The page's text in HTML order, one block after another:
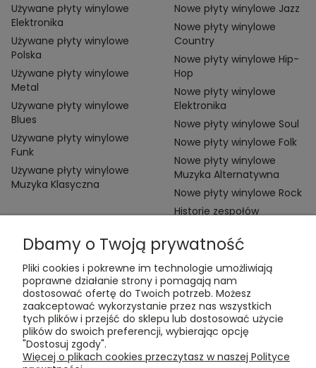
Używane płyty winylowe
Elektronika
Używane płyty winylowe
Polska
Używane płyty winylowe
Metal
Używane płyty winylowe
Blues
Używane płyty winylowe
Funk
Używane płyty winylowe
Muzyka Klasyczna
Nowe płyty winylowe Jazz
Nowe płyty winylowe
Country
Nowe płyty winylowe Hip-
Hop
Nowe płyty winylowe
Elektronika
Nowe płyty winylowe Soul
Nowe płyty winylowe Folk
Nowe płyty winylowe
Muzyka Alternatywna
Nowe płyty winylowe Rock
Historie zespołów
Kontakt:
t:+48 609 155 327
e:vinyltamka@gmail.com
ul. Chmielna 20, 00-020 Warszawa
Dbamy o Twoją prywatność
Pliki cookies i pokrewne im technologie umożliwiają
poprawne działanie strony i pomagają nam
dostosować ofertę do Twoich potrzeb. Możesz
zaakceptować wykorzystanie przez nas wszystkich
tych plików i przejść do sklepu lub dostosować użycie
plików do swoich preferencji, wybierając opcję
"Dostosuj zgody".
Więcej o plikach cookies przeczytasz w naszej Polityce